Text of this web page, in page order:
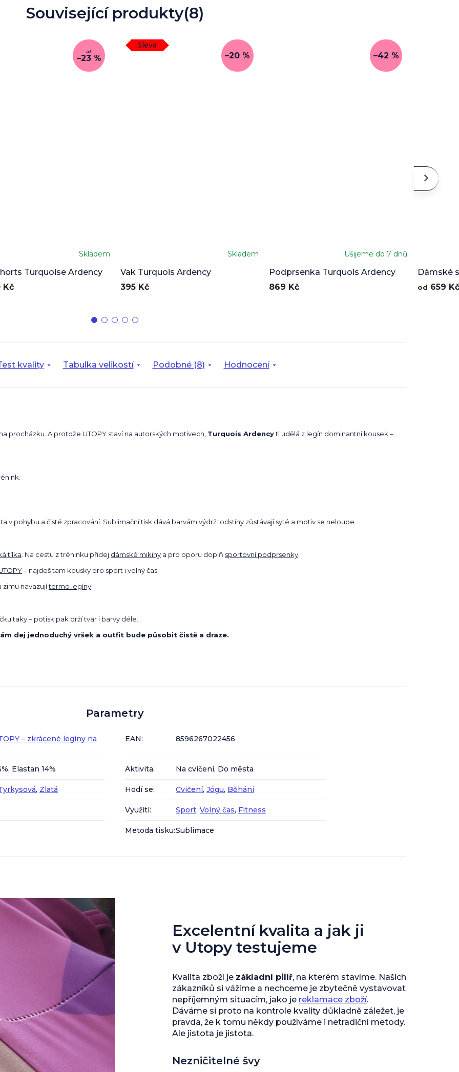
Související produkty(8)
až
–23 %
Turquoise Ardency
Skladem
Kč
Sleva
–20 %
Vak Turquois Ardency
Skladem
395 Kč
–42 %
Podprsenka Turquois Ardency
Ušijeme do 7 dnů
869 Kč
Dámské
Turquois
od 659 Kč
kvality Tabulka velikostí Podobné (8) Hodnocení
procházku. A protože UTOPY staví na autorských motivech, Turquois Ardencyti udělá z legín dominantní kousek –
v pohybu a čisté zpracování. Sublimační tisk dává barvám výdrž: odstíny zůstávají syté a motiv se neloupe.
tílka . Na cestu z tréninku přidej dámské mikiny a pro oporu doplň sportovní podprsenky
– najdeš tam kousky pro sport i volný čas.
zimu navazujítermo legíny
taky – potisk pak drží tvar i barvy déle.
dej jednoduchý vršek a outfit bude působit čistě a draze.
Parametry
– zkrácené legíny na EAN: 8596267022456
Elastan 14% Aktivita: Na cvičení, Do města
, Zlatá Hodí se: Cvičení, Jógu, Běhání
Využití: Sport, Volný čas, Fitness
Metoda tisku:Sublimace
Excelentní kvalita a jak ji
v Utopy testujeme
Kvalita zboží je základní pilíř, na kterém stavíme. Našich
zákazníků si vážíme a nechceme je zbytečně vystavovat
nepříjemným situacím, jako je reklamace zboží.
Dáváme si proto na kontrole kvality důkladně záležet, je
pravda, že k tomu někdy používáme i netradiční metody.
Ale jistota je jistota.
Nezničitelné švy